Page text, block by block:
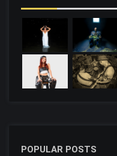
POPULAR POSTS